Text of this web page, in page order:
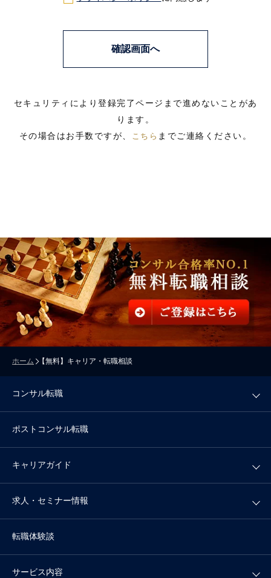
セキュリティにより登録完了ページまで進めないことがあ
ります。
その場合はお手数ですが、
こちら までご連絡ください。
ホーム 【無料】キャリア・転職相談
コンサル転職
ポストコンサル転職
キャリアガイド
求人・セミナー情報
転職体験談
サービス内容